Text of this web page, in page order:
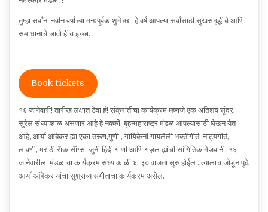
तुम्हा सर्वांना नवीन वर्षाच्या मनःपूर्वक शुभेच्छा. हे वर्ष आपल्या सर्वांसाठी सुखसमृद्धीचे आणि
समाधानाचे जावो हीच इच्छा.
Book tickets
१६ जानेवारी! तारीख लक्षात ठेवा हं! संक्रांतीचा कार्यक्रम म्हणजे एक अतिशय सुंदर,
सुरेल संध्याकाळ असणार आहे हे नक्की. बृहन्महाराष्ट्र मंडळ आपल्यासाठी घेऊन येत
आहे, आर्या आंबेकर ह्या एका तरूण,गुणी , गायिकेनी गायलेली भक्तीगीतं, नाट्यगीतं,
लावणी, मराठी रॅाक सॅांग्स, जुनी हिंदी गाणी आणि गज़ल ह्यांची सांगितिक मेजवानी. १६
जानेवारीला मंडळाचा कार्यक्रम संध्याकाळी ६. ३० वाजता सुरु होईल . त्यालाच जोडून पुढे
आर्या आंबेकर यांचा सुश्राव्य संगीताचा कार्यक्रम असेल.